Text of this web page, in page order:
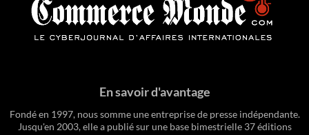
En savoir d'avantage
Fondé en 1997, nous somme une entreprise de presse indépendante.
Jusqu'en 2003, elle a publié sur une base bimestrielle 37 éditions